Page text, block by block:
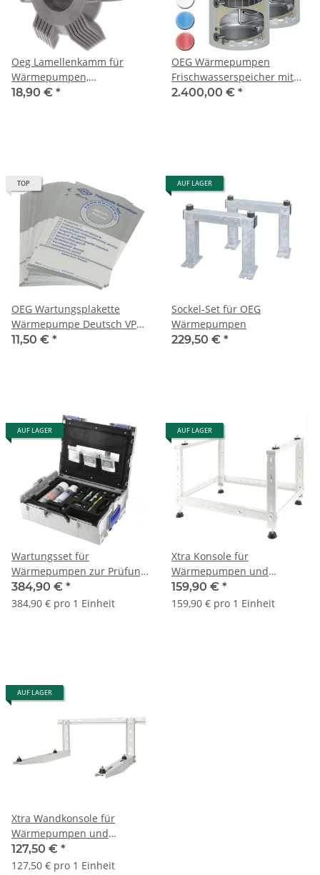
Oeg Lamellenkamm für
Wärmepumpen,
Klimaanlagen und
18,90 € *
OEG Wärmepumpen
Frischwasserspeicher mit
Abtaupuffer 2 Funktionen
2.400,00 € *
TOP
OEG Wartungsplakette
Wärmepumpe Deutsch VPE
50 Stk
11,50 € *
AUF LAGER
Sockel-Set für OEG
Wärmepumpen
229,50 € *
AUF LAGER
Wartungsset für
Wärmepumpen zur Prüfung
und Wartung
384,90 € *
384,90 € pro 1 Einheit
AUF LAGER
Xtra Konsole für
Wärmepumpen und
Klimageräte bis 200 kg
159,90 € *
159,90 € pro 1 Einheit
AUF LAGER
Xtra Wandkonsole für
Wärmepumpen und
Klimageräte 280 kg
127,50 € *
127,50 € pro 1 Einheit